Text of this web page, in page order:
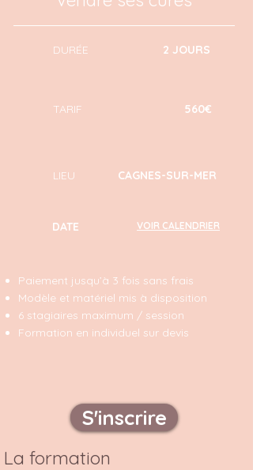
2 JOURS
560€
CAGNES-SUR-MER
LIEU
TARIF
DURÉE
VOIR CALENDRIER
DATE
Paiement jusqu’à 3 fois sans frais
Modèle et matériel mis à disposition
6 stagiaires maximum / session
Formation en individuel sur devis
S'inscrire
La formation